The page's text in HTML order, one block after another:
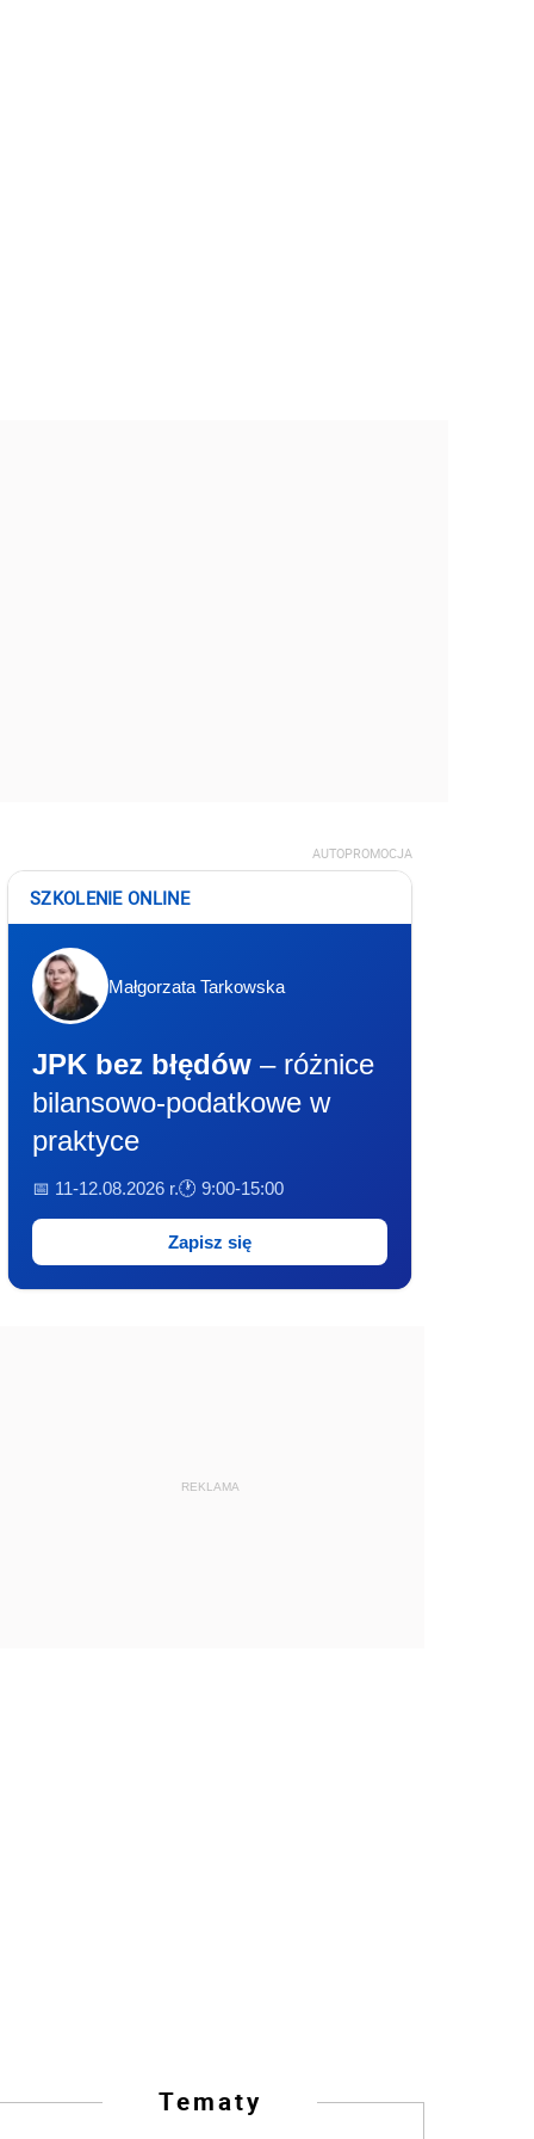
AUTOPROMOCJA
SZKOLENIE ONLINE
Małgorzata Tarkowska
JPK bez błędów – różnice
bilansowo-podatkowe w
praktyce
📅 11-12.08.2026 r.🕐 9:00-15:00
Zapisz się
REKLAMA
Tematy